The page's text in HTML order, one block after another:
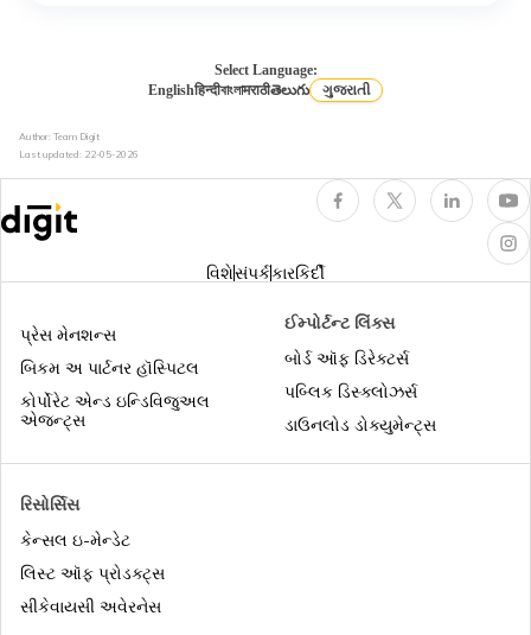
ઈન્ડિવિજ્યુઅલ ઇન્કમ ટેક્સ સ્લેબ
પેન્શનરો માટે ઇન્કમ ટેક્સ રિટર્ન
ઇન્કમ ટેક્સ કાયદાની કલમ 10
ટીડીએસ રિટર્ન કેવી રીતે ફાઇલ કરવું
Select Language:
Englishहिन्दीবাংলাमराठीతెలుగు ગુજરાતી
Author: Team Digit
Last updated: 22-05-2026
વિશેસંપર્કકારકિર્દી
રિસોર્સિસ
કેન્સલ ઇ-મેન્ડેટ
લિસ્ટ ઑફ પ્રોડક્ટ્સ
સીકેવાયસી અવેરનેસ
પ્રેસ મેનશન્સ
બિકમ અ પાર્ટનર હૉસ્પિટલ
કોર્પોરેટ એન્ડ ઇન્ડિવિજુઅલ
એજન્ટ્સ
ઈમ્પોર્ટન્ટ લિંક્સ
બોર્ડ ઑફ ડિરેક્ટર્સ
પબ્લિક ડિસ્ક્લોઝર્સ
ડાઉનલોડ ડોક્યુમેન્ટ્સ